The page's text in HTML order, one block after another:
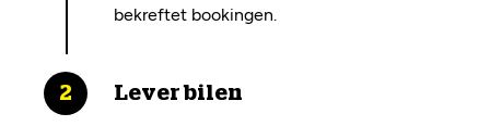
bekreftet bookingen.
Lever bilen